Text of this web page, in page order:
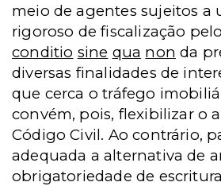
meio de agentes sujeitos a
rigoroso de fiscalização
conditio sine qua non da
diversas finalidades de
que cerca o tráfego
convém, pois, flexibilizar o
Código Civil. Ao contrário,
adequada a alternativa de
obrigatoriedade de